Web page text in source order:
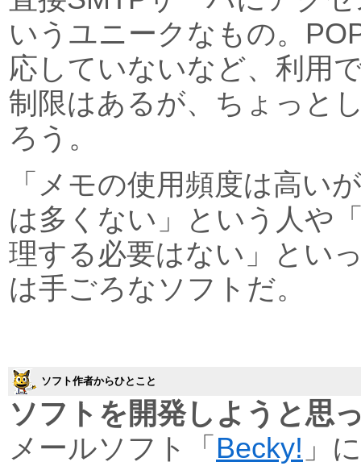
いうユニークなもの。
応していないなど、利用
制限はあるが、ちょっと
ろう。
「メモの使用頻度は高い
は多くない」という人や
理する必要はない」とい
は手ごろなソフトだ。
ソフト作者からひとこと
ソフトを開発しようと思
メールソフト「 Becky! 」